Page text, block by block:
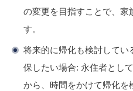
の変更を目指すことで、家
す。
将来的に帰化も検討してい
保したい場合: 永住者とし
から、時間をかけて帰化を